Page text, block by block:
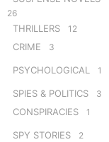
26
THRILLERS 12
CRIME 3
PSYCHOLOGICAL 1
SPIES & POLITICS 3
CONSPIRACIES 1
SPY STORIES 2